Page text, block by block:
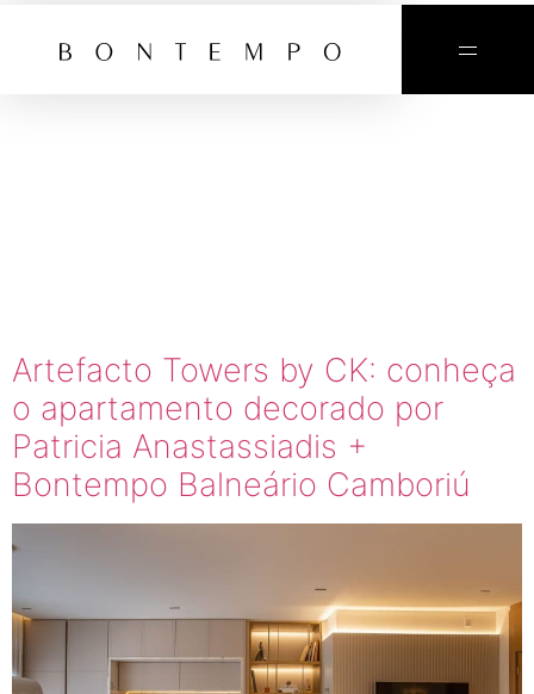
Artefacto Towers by CK: conheça
o apartamento decorado por
Patricia Anastassiadis +
Bontempo Balneário Camboriú